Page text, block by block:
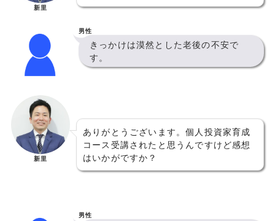
新里
男性
きっかけは漠然とした老後の不安で
す。
新里
ありがとうございます。個人投資家育成
コース受講されたと思うんですけど感想
はいかがですか？
男性